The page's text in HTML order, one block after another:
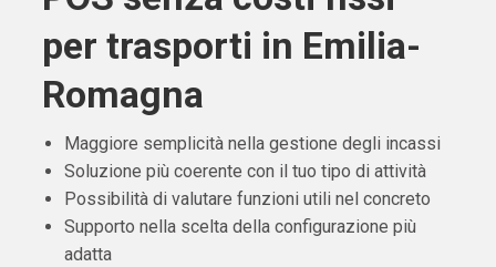
per trasporti in Emilia-
Romagna
Maggiore semplicità nella gestione degli incassi
Soluzione più coerente con il tuo tipo di attività
Possibilità di valutare funzioni utili nel concreto
Supporto nella scelta della configurazione più
adatta